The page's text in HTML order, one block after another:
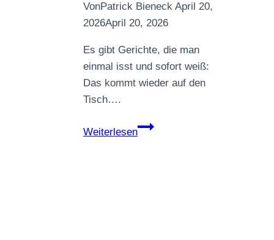
VonPatrick Bieneck April 20,
2026April 20, 2026
Es gibt Gerichte, die man
einmal isst und sofort weiß:
Das kommt wieder auf den
Tisch….
Weiterlesen
Vegane